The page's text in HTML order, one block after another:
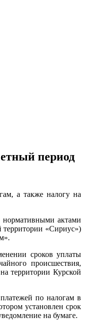
период
а также налогу на
нормативными актами
территории «Сириус»)
сроков уплаты
происшествия,
территории Курской
по налогам в
установлен срок
на бумаге.